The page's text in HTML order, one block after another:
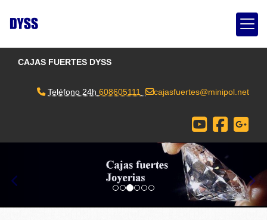
CAJAS FUERTES DYSS
Teléfono 24h 608605111 cajasfuertes minipol.net